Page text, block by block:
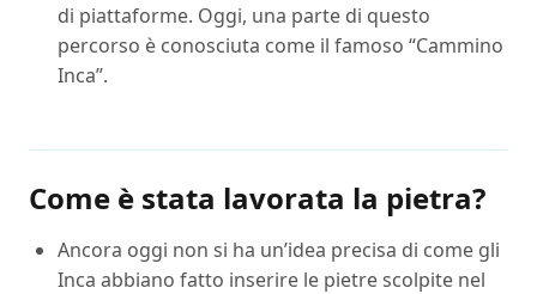
di piattaforme. Oggi, una parte di questo
percorso è conosciuta come il famoso “Cammino
Inca”.
Come è stata lavorata la pietra?
Ancora oggi non si ha un’idea precisa di come gli
Inca abbiano fatto inserire le pietre scolpite nel